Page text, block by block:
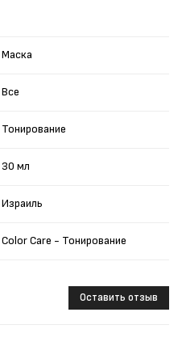
Оставить отзыв
Маска
Все
Тонирование
30 мл
Израиль
Color Care - Тонирование